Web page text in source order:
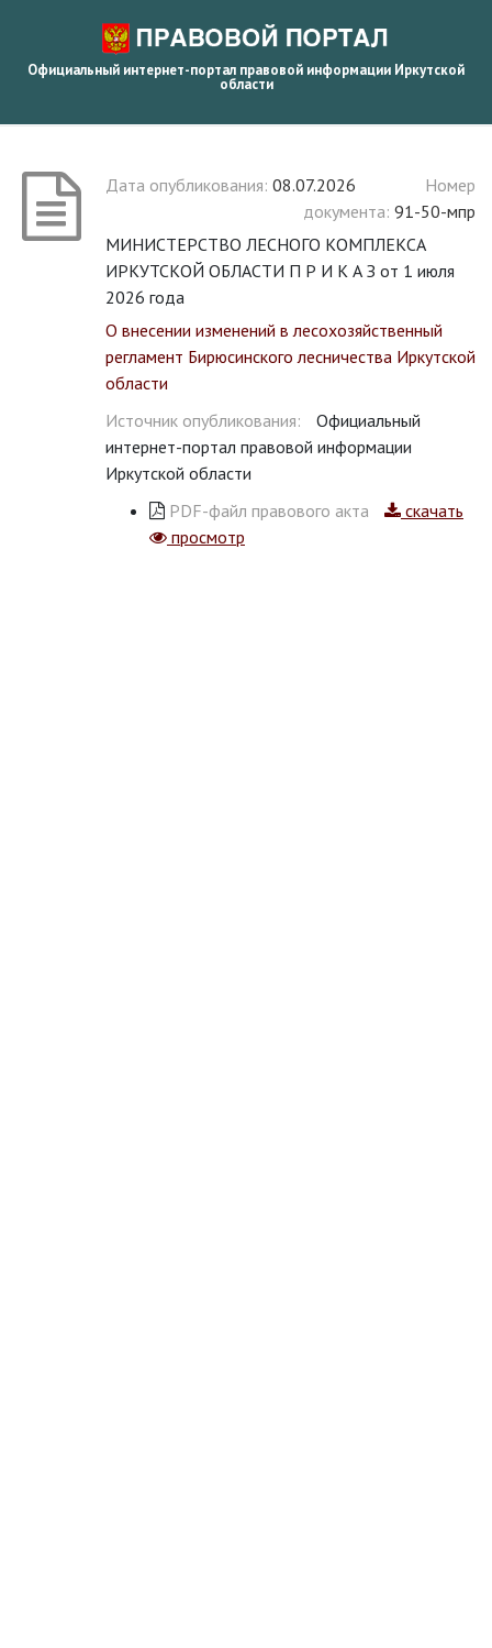
Официальный интернет-портал правовой информации Иркутской
области
Дата опубликования: 08.07.2026
Номер
документа: 91-50-мпр
МИНИСТЕРСТВО ЛЕСНОГО КОМПЛЕКСА
ИРКУТСКОЙ ОБЛАСТИ П Р И К А З от 1 июля
2026 года
О внесении изменений в лесохозяйственный
регламент Бирюсинского лесничества Иркутской
области
Источник опубликования:
Официальный
интернет-портал правовой информации
Иркутской области
PDF-файл правового акта
скачать
просмотр